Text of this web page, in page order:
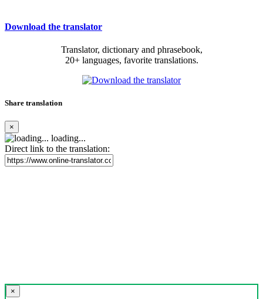
Download the translator
Translator, dictionary and phrasebook,
20+ languages, favorite translations.
Share translation
×
loading...
Direct link to the translation:
×